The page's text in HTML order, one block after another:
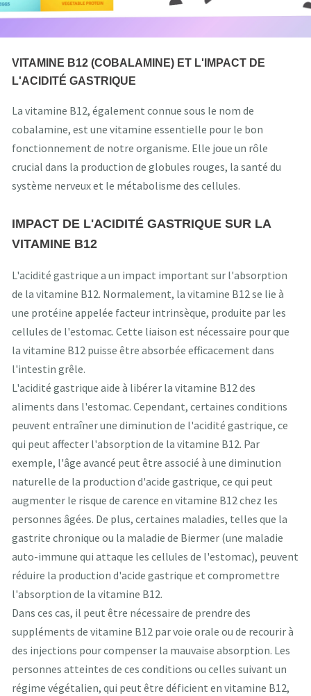
VITAMINE B12 (COBALAMINE) ET L'IMPACT DE
L'ACIDITÉ GASTRIQUE
La vitamine B12, également connue sous le nom de
cobalamine, est une vitamine essentielle pour le bon
fonctionnement de notre organisme. Elle joue un rôle
crucial dans la production de globules rouges, la santé du
système nerveux et le métabolisme des cellules.
IMPACT DE L'ACIDITÉ GASTRIQUE SUR LA
VITAMINE B12
L'acidité gastrique a un impact important sur l'absorption
de la vitamine B12. Normalement, la vitamine B12 se lie à
une protéine appelée facteur intrinsèque, produite par les
cellules de l'estomac. Cette liaison est nécessaire pour que
la vitamine B12 puisse être absorbée efficacement dans
l'intestin grêle.
L'acidité gastrique aide à libérer la vitamine B12 des
aliments dans l'estomac. Cependant, certaines conditions
peuvent entraîner une diminution de l'acidité gastrique, ce
qui peut affecter l'absorption de la vitamine B12. Par
exemple, l'âge avancé peut être associé à une diminution
naturelle de la production d'acide gastrique, ce qui peut
augmenter le risque de carence en vitamine B12 chez les
personnes âgées. De plus, certaines maladies, telles que la
gastrite chronique ou la maladie de Biermer (une maladie
auto-immune qui attaque les cellules de l'estomac), peuvent
réduire la production d'acide gastrique et compromettre
l'absorption de la vitamine B12.
Dans ces cas, il peut être nécessaire de prendre des
suppléments de vitamine B12 par voie orale ou de recourir à
des injections pour compenser la mauvaise absorption. Les
personnes atteintes de ces conditions ou celles suivant un
régime végétalien, qui peut être déficient en vitamine B12,